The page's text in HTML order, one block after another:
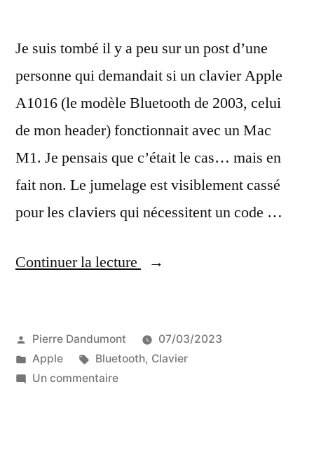
Je suis tombé il y a peu sur un post d’une
personne qui demandait si un clavier Apple
A1016 (le modèle Bluetooth de 2003, celui
de mon header) fonctionnait avec un Mac
M1. Je pensais que c’était le cas… mais en
fait non. Le jumelage est visiblement cassé
pour les claviers qui nécessitent un code …
Continuer la lecture
« Apple
la
compatibilité
Publié
par
Pierre Dandumont
07/03/2023
Publié
dans
Apple Étiquettes :
Bluetooth, Clavier
Un commentairesur